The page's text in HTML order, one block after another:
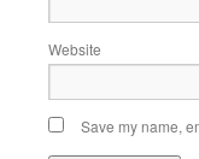
Website
Save my name,